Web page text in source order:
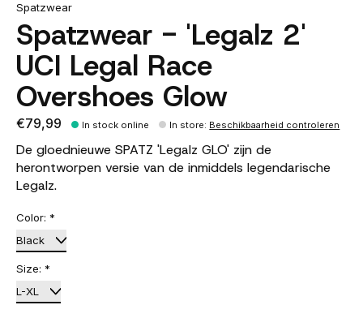
Spatzwear
Spatzwear - 'Legalz 2'
UCI Legal Race
Overshoes Glow
€79,99 In stock online In store: Beschikbaarheid controleren
De gloednieuwe SPATZ 'Legalz GLO' zijn de
herontworpen versie van de inmiddels legendarische
Legalz.
Color: *
Size: *